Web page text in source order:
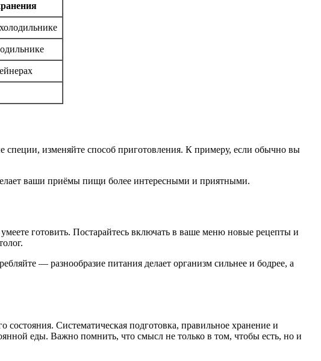
специи, изменяйте способ приготовления. К примеру, если обычно вы
ваши приёмы пищи более интересными и приятными.
готовить. Постарайтесь включать в ваше меню новые рецепты и
— разнообразие питания делает организм сильнее и бодрее, а
Систематическая подготовка, правильное хранение и
еды. Важно помнить, что смысл не только в том, чтобы есть, но и